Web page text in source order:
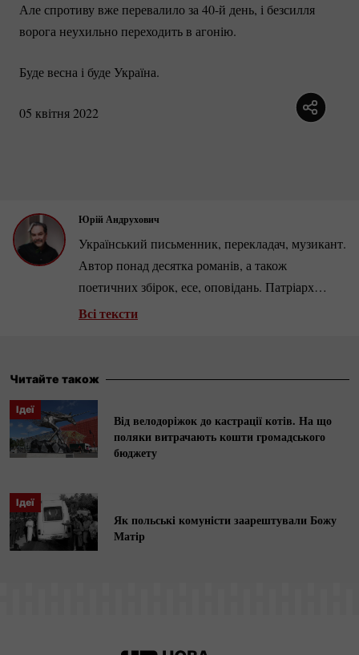
Але спротиву вже перевалило за 40-й день, і безсилля
ворога неухильно переходить в агонію.
Буде весна і буде Україна.
05 квітня 2022
Юрій Андрухович
Український письменник, перекладач, музикант.
Автор понад десятка романів, а також
поетичних збірок, есе, оповідань. Патріарх
літературного угруповання
літературних нагород та премій.
Всі тексти
Читайте також
Ідеї
Від велодоріжок до кастрації котів. На що
поляки витрачають кошти громадського
бюджету
Ідеї
Як польські комуністи заарештували Божу
Матір